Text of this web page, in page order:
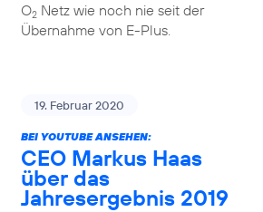
O2Netz wie noch nie seit der
Übernahme von E-Plus.
19. Februar 2020
BEI YOUTUBE ANSEHEN:
CEO Markus Haas
über das
Jahresergebnis 2019